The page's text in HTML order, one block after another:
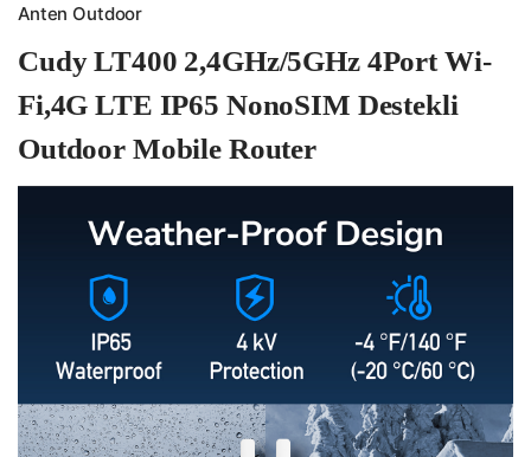
Anten Outdoor
Cudy LT400 2,4GHz/5GHz 4Port Wi-
Fi,4G LTE IP65 NonoSIM Destekli
Outdoor Mobile Router